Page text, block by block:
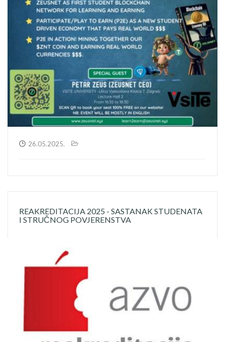
26.05.2025.
REAKREDITACIJA 2025 - SASTANAK STUDENATA
I STRUČNOG POVJERENSTVA